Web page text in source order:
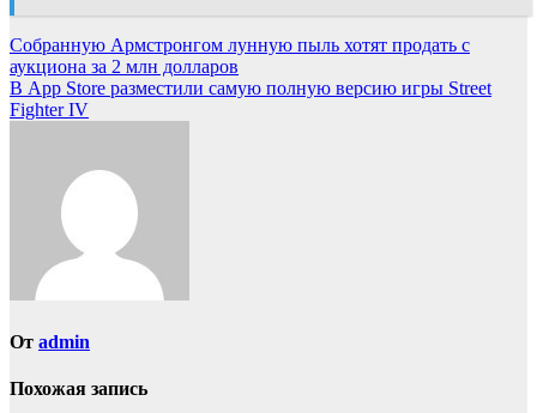
Навигация
по
записям
Собранную Армстронгом лунную пыль хотят продать с
аукциона за 2 млн долларов
В App Store разместили самую полную версию игры Street
Fighter IV
От admin
Похожая запись